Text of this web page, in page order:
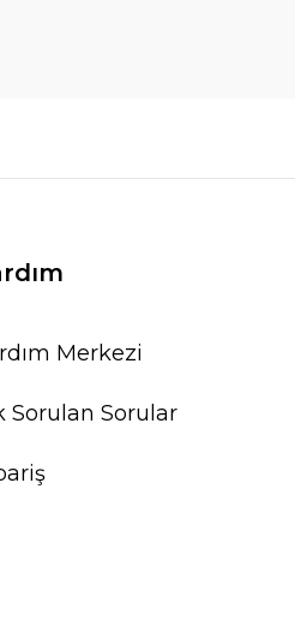
Merkezi
Sorulan Sorular